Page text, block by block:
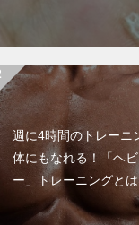
週に4時間のトレーニ
体にもなれる！「ヘ
ー」トレーニングと